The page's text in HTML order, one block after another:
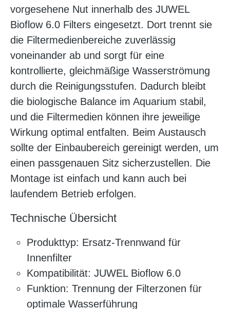
vorgesehene Nut innerhalb des JUWEL
Bioflow 6.0 Filters eingesetzt. Dort trennt sie
die Filtermedienbereiche zuverlässig
voneinander ab und sorgt für eine
kontrollierte, gleichmäßige Wasserströmung
durch die Reinigungsstufen. Dadurch bleibt
die biologische Balance im Aquarium stabil,
und die Filtermedien können ihre jeweilige
Wirkung optimal entfalten. Beim Austausch
sollte der Einbaubereich gereinigt werden, um
einen passgenauen Sitz sicherzustellen. Die
Montage ist einfach und kann auch bei
laufendem Betrieb erfolgen.
Technische Übersicht
Produkttyp: Ersatz-Trennwand für
Innenfilter
Kompatibilität: JUWEL Bioflow 6.0
Funktion: Trennung der Filterzonen für
optimale Wasserführung